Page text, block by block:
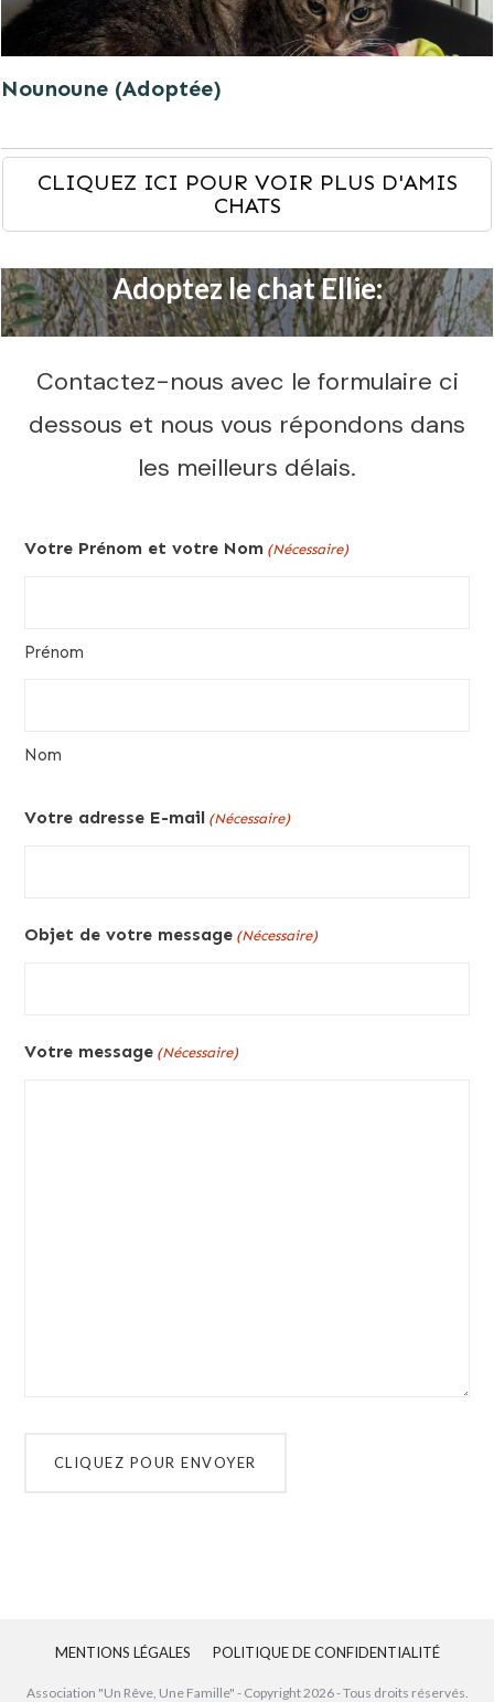
Nounoune (Adoptée)
CLIQUEZ ICI POUR VOIR PLUS D'AMIS
CHATS
Adoptez le chat Ellie:
Contactez-nous avec le formulaire ci
dessous et nous vous répondons dans
les meilleurs délais.
Votre Prénom et votre Nom (Nécessaire)
Prénom
Nom
Votre adresse E-mail (Nécessaire)
Objet de votre message (Nécessaire)
Votre message (Nécessaire)
MENTIONS LÉGALES POLITIQUE DE CONFIDENTIALITÉ
Association "Un Rêve, Une Famille" - Copyright2026- Tous droits réservés.